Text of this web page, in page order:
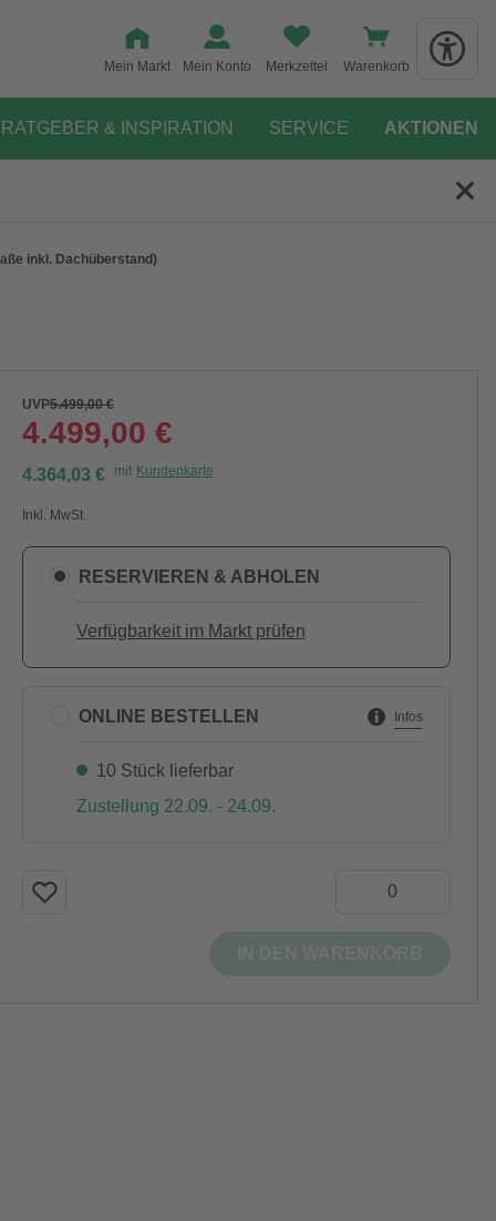
Mein Markt Mein Konto Merkzettel Warenkorb
RATGEBER & INSPIRATION SERVICE AKTIONEN
inkl. Dachüberstand)
UVP5.499,00 €
4.499,00 €
4.364,03 € mit Kundenkarte
Inkl. MwSt.
RESERVIEREN & ABHOLEN
Verfügbarkeit im Markt prüfen
ONLINE BESTELLEN Infos
10 Stück lieferbar
Zustellung 22.09. - 24.09.